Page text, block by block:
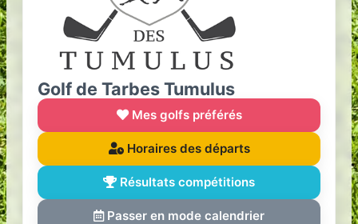
Golf de Tarbes Tumulus
Mes golfs préférés
Horaires des départs
Résultats compétitions
Passer en mode calendrier